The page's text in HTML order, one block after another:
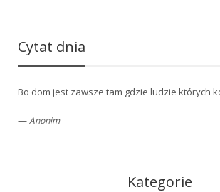
Cytat dnia
Bo dom jest zawsze tam gdzie ludzie których
—Anonim
Kategorie